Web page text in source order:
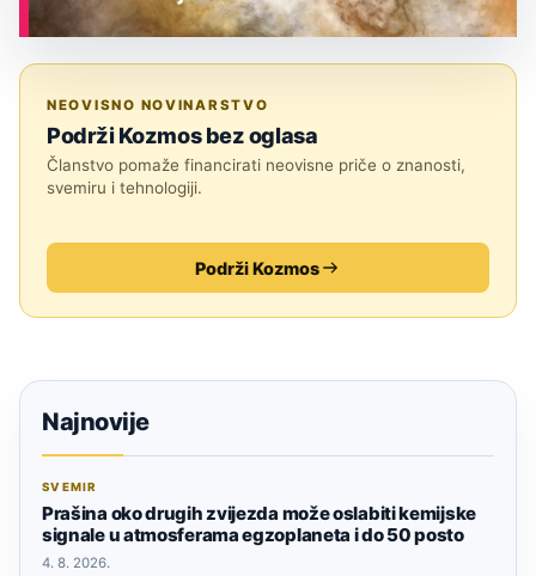
NEOVISNO NOVINARSTVO
Podrži Kozmos bez oglasa
Članstvo pomaže financirati neovisne priče o znanosti,
svemiru i tehnologiji.
Podrži Kozmos
Najnovije
SVEMIR
Prašina oko drugih zvijezda može oslabiti kemijske
signale u atmosferama egzoplaneta i do 50 posto
4. 8. 2026.